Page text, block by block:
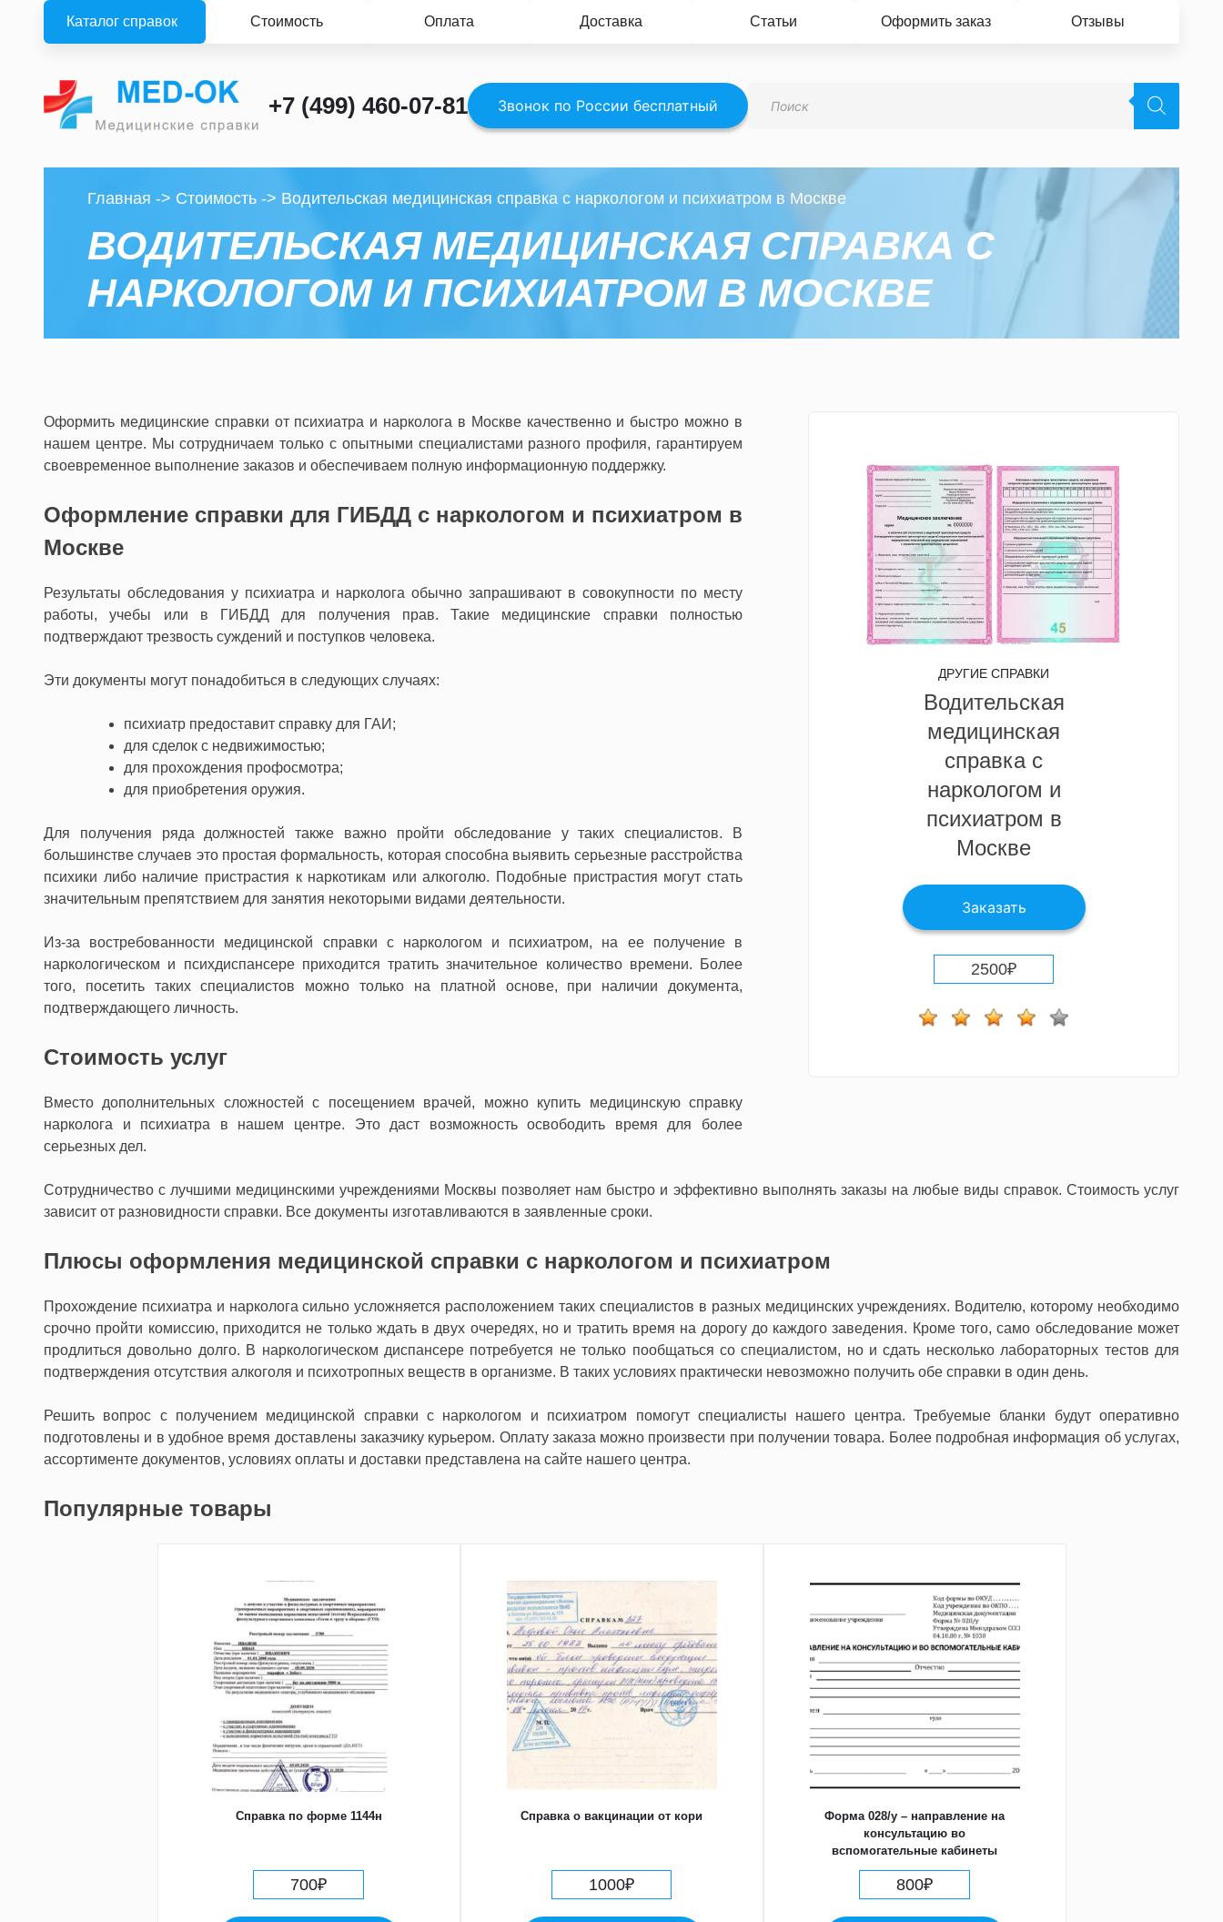
Каталог справок Стоимость Оплата Доставка Статьи Оформить заказ Отзывы
+7 (499) 460-07-81 Звонок по России бесплатный
товаров
Главная -> Стоимость -> Водительская медицинская справка с наркологом и психиатром в Москве
ВОДИТЕЛЬСКАЯ МЕДИЦИНСКАЯ СПРАВКА С
НАРКОЛОГОМ И ПСИХИАТРОМ В МОСКВЕ
ДРУГИЕ СПРАВКИ
Водительская
медицинская
справка с
наркологом и
психиатром в
Москве
Заказать
2500₽
Оформить медицинские справки от психиатра и нарколога в Москве качественно и быстро можно в
нашем центре. Мы сотрудничаем только с опытными специалистами разного профиля, гарантируем
своевременное выполнение заказов и обеспечиваем полную информационную поддержку.
Оформление справки для ГИБДД с наркологом и психиатром в
Москве
Результаты обследования у психиатра и нарколога обычно запрашивают в совокупности по месту
работы, учебы или в ГИБДД для получения прав. Такие медицинские справки полностью
подтверждают трезвость суждений и поступков человека.
Эти документы могут понадобиться в следующих случаях:
психиатр предоставит справку для ГАИ;
для сделок с недвижимостью;
для прохождения профосмотра;
для приобретения оружия.
Для получения ряда должностей также важно пройти обследование у таких специалистов. В
большинстве случаев это простая формальность, которая способна выявить серьезные расстройства
психики либо наличие пристрастия к наркотикам или алкоголю. Подобные пристрастия могут стать
значительным препятствием для занятия некоторыми видами деятельности.
Из-за востребованности медицинской справки с наркологом и психиатром, на ее получение в
наркологическом и психдиспансере приходится тратить значительное количество времени. Более
того, посетить таких специалистов можно только на платной основе, при наличии документа,
подтверждающего личность.
Стоимость услуг
Вместо дополнительных сложностей с посещением врачей, можно купить медицинскую справку
нарколога и психиатра в нашем центре. Это даст возможность освободить время для более
серьезных дел.
Сотрудничество с лучшими медицинскими учреждениями Москвы позволяет нам быстро и эффективно выполнять заказы на любые виды справок. Стоимость услуг
зависит от разновидности справки. Все документы изготавливаются в заявленные сроки.
Плюсы оформления медицинской справки с наркологом и психиатром
Прохождение психиатра и нарколога сильно усложняется расположением таких специалистов в разных медицинских учреждениях. Водителю, которому необходимо
срочно пройти комиссию, приходится не только ждать в двух очередях, но и тратить время на дорогу до каждого заведения. Кроме того, само обследование может
продлиться довольно долго. В наркологическом диспансере потребуется не только пообщаться со специалистом, но и сдать несколько лабораторных тестов для
подтверждения отсутствия алкоголя и психотропных веществ в организме. В таких условиях практически невозможно получить обе справки в один день.
Решить вопрос с получением медицинской справки с наркологом и психиатром помогут специалисты нашего центра. Требуемые бланки будут оперативно
подготовлены и в удобное время доставлены заказчику курьером. Оплату заказа можно произвести при получении товара. Более подробная информация об услугах,
ассортименте документов, условиях оплаты и доставки представлена на сайте нашего центра.
Популярные товары
Справка по форме 1144н
700₽
Справка о вакцинации от кори
1000₽
Форма 028/у – направление на
консультацию во
вспомогательные кабинеты
800₽